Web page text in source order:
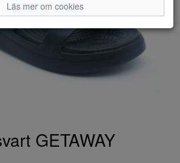
GETAWAY
Läs mer om cookies